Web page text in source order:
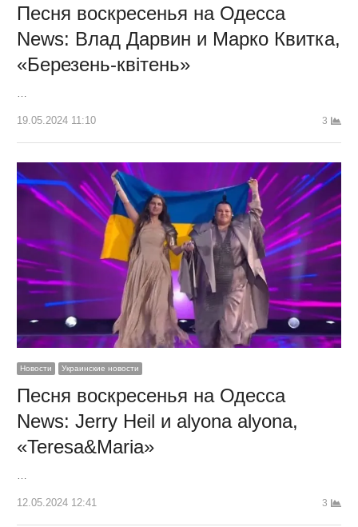
Песня воскресенья на Одесса
News: Влад Дарвин и Марко Квитка,
«Березень-квітень»
…
19.05.2024 11:10 3
Новости Украинские новости
Песня воскресенья на Одесса
News: Jerry Heil и alyona alyona,
«Teresa&Maria»
…
12.05.2024 12:41 3